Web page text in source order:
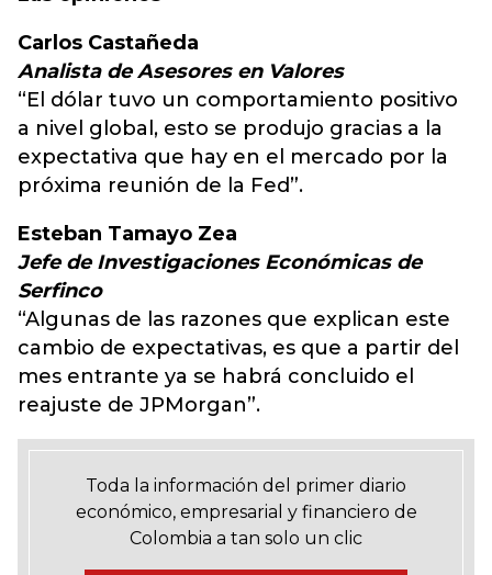
Carlos Castañeda
Analista de Asesores en Valores
“El dólar tuvo un comportamiento positivo
a nivel global, esto se produjo gracias a la
expectativa que hay en el mercado por la
próxima reunión de la Fed”.
Esteban Tamayo Zea
Jefe de Investigaciones Económicas de
Serfinco
“Algunas de las razones que explican este
cambio de expectativas, es que a partir del
mes entrante ya se habrá concluido el
reajuste de JPMorgan”.
Toda la información del primer diario
económico, empresarial y financiero de
Colombia a tan solo un clic